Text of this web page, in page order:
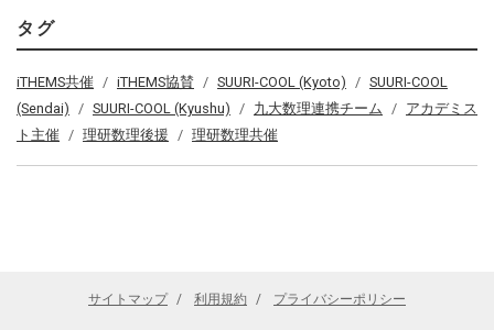
タグ
iTHEMS共催 iTHEMS協賛 SUURI-COOL (Kyoto)
SUURI-COOL
(Sendai)
SUURI-COOL (Kyushu) 九大数理連携チーム
アカデミス
ト主催
理研数理後援 理研数理共催
サイトマップ 利用規約 プライバシーポリシー